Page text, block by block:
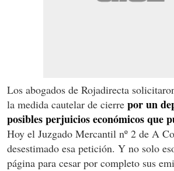
Los abogados de Rojadirecta
la medida cautelar de cierre por un
posibles perjuicios económicos que
Hoy el Juzgado Mercantil nº 2 de A
desestimado esa petición. Y no solo
página para cesar por completo sus